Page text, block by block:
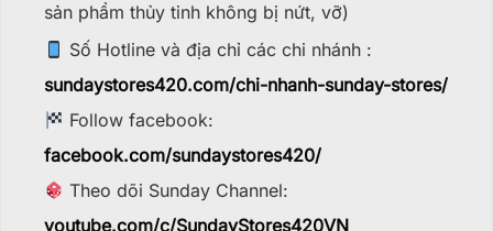
sản phẩm thủy tinh không bị nứt, vỡ)
Số Hotline và địa chỉ các chi nhánh :
sundaystores420.com/chi-nhanh-sunday-stores/
Follow facebook:
facebook.com/sundaystores420/
Theo dõi Sunday Channel:
youtube.com/c/SundayStores420VN